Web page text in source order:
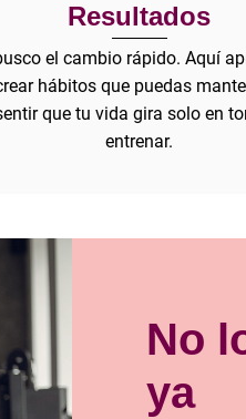
Resultados
el cambio rápido. Aquí
hábitos que puedas
que tu vida gira solo en
entrenar.
No
ya